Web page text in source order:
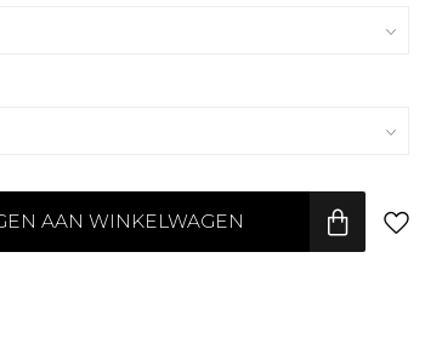
AAN WINKELWAGEN